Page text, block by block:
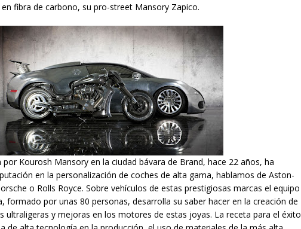
fibra de carbono, su pro-street Mansory Zapico.
Kourosh Mansory en la ciudad bávara de Brand, hace 22 años, ha
en la personalización de coches de alta gama, hablamos de Aston-
o Rolls Royce. Sobre vehículos de estas prestigiosas marcas el equipo
formado por unas 80 personas, desarrolla su saber hacer en la creación de
ultraligeras y mejoras en los motores de estas joyas. La receta para el éxito